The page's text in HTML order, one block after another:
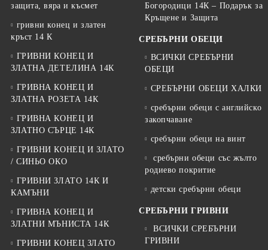
защита, вяра и късмет
гривни конец и златен
кръст 14 К
ГРИВНИ КОНЕЦ И
ЗЛАТНА ДЕТЕЛИНА 14К
ГРИВНА КОНЕЦ И
ЗЛАТНА РОЗЕТА 14К
ГРИВНА КОНЕЦ И
ЗЛАТНО СЪРЦЕ 14К
ГРИВНИ КОНЕЦ И ЗЛАТО
/ СИНЬО ОКО
ГРИВНИ ЗЛАТО 14К И
КАМЪНИ
ГРИВНА КОНЕЦ И
ЗЛАТНИ МЪНИСТА 14К
ГРИВНИ КОНЕЦ ЗЛАТО
Богородици 14К – Подарък за
Кръщене и Защита
СРЕБЪРНИ ОБЕЦИ
ВСИЧКИ СРЕБЪРНИ
ОБЕЦИ
СРЕБЪРНИ ОБЕЦИ ХАЛКИ
сребърни обеци с английско
закопчаване
сребърни обеци на винт
сребърни обеци със жълто
родиево покритие
детски сребърни обеци
СРЕБЪРНИ ГРИВНИ
ВСИЧКИ СРЕБЪРНИ
ГРИВНИ